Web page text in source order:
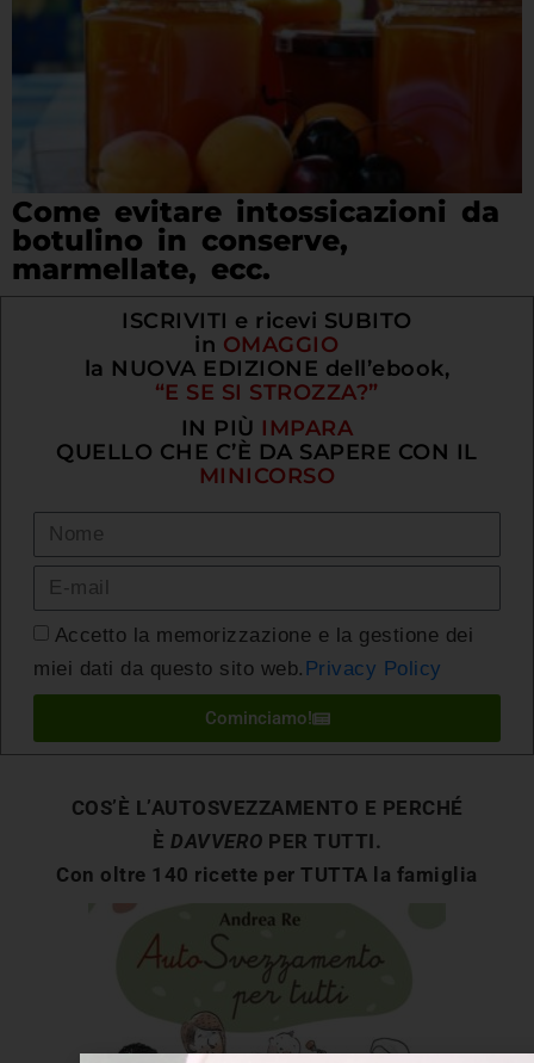
Come evitare intossicazioni da
botulino in conserve,
marmellate, ecc.
ISCRIVITI e ricevi SUBITO
in OMAGGIO
la NUOVA EDIZIONE dell’ebook,
“E SE SI STROZZA?”
IN PIÙ IMPARA
QUELLO CHE C’È DA SAPERE CON IL
MINICORSO
Accetto la memorizzazione e la gestione dei
miei dati da questo sito web. Privacy Policy
Cominciamo!
COS’È L’AUTOSVEZZAMENTO E PERCHÉ
È DAVVERO PER TUTTI.
Con oltre 140 ricette per TUTTA la famiglia